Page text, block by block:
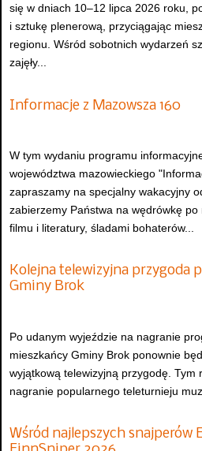
się w dniach 10–12 lipca 2026 roku,
i sztukę plenerową, przyciągając
regionu. Wśród sobotnich wydarzeń
zajęły...
Informacje z Mazowsza 160
W tym wydaniu programu
województwa mazowieckiego
zapraszamy na specjalny wakacyjny
zabierzemy Państwa na wędrówkę po
filmu i literatury, śladami bohaterów...
Kolejna telewizyjna przygoda
Gminy Brok
Po udanym wyjeździe na nagranie
mieszkańcy Gminy Brok ponownie
wyjątkową telewizyjną przygodę. Tym
nagranie popularnego teleturnieju
Wśród najlepszych snajperów